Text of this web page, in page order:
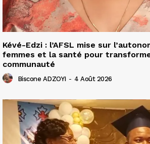
Kévé-Edzi : l’AFSL mise sur
femmes et la santé pour
communauté
Biscone ADZOYI - 4 Août 2026